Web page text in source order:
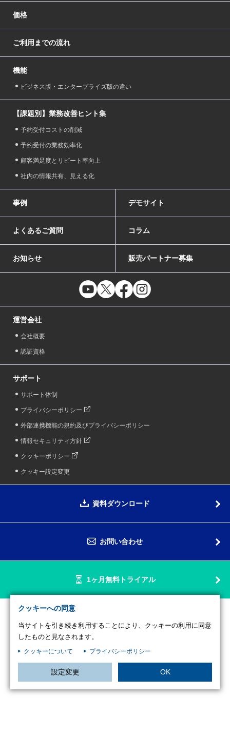
クッキーへの同意
当サイトを引き続き利用することにより、クッキーの利用に同意
したものと見なされます。
クッキーについて プライバシーポリシー
設定変更 OK
価格
ご利用までの流れ
機能
ビジネス版・エンタープライズ版の違い
【課題別】業務改善ヒント集
予約受付コストの削減
予約受付の業務効率化
顧客満足度とリピート率向上
社内の情報共有、見える化
事例 デモサイト
よくあるご質問 コラム
お知らせ 販売パートナー募集
運営会社
会社概要
認証資格
サポート
サポート体制
プライバシーポリシー
外部連携機能の規約及びプライバシーポリシー
情報セキュリティ方針
クッキーポリシー
クッキー設定変更
資料ダウンロード
お問い合わせ
1ヶ月無料トライアル
Copyright © SUZUYO SHINWART CORPORATION. All Rights Reserved.